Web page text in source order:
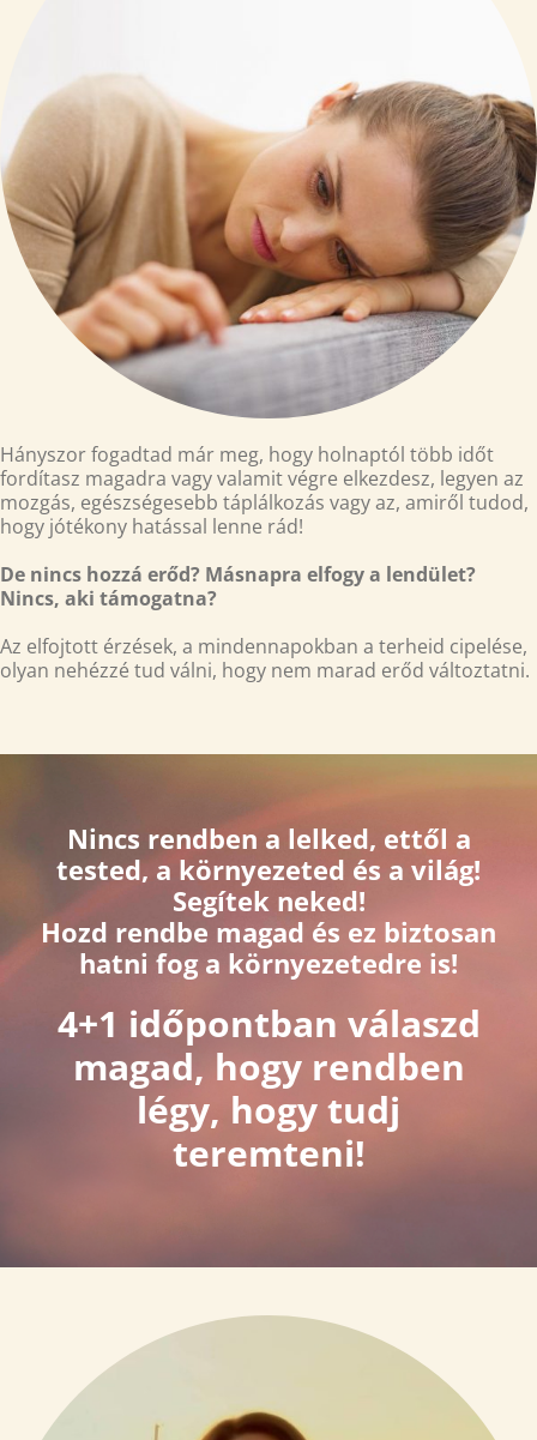
Hányszor fogadtad már meg, hogy holnaptól több időt
fordítasz magadra vagy valamit végre elkezdesz, legyen az
mozgás, egészségesebb táplálkozás vagy az, amiről tudod,
hogy jótékony hatással lenne rád!
De nincs hozzá erőd? Másnapra elfogy a lendület?
Nincs, aki támogatna?
Az elfojtott érzések, a mindennapokban a terheid cipelése,
olyan nehézzé tud válni, hogy nem marad erőd változtatni.
Nincs rendben a lelked, ettől a
tested, a környezeted és a világ!
Segítek neked!
Hozd rendbe magad és ez biztosan
hatni fog a környezetedre is!
4+1 időpontban válaszd
magad, hogy rendben
légy, hogy tudj
teremteni!